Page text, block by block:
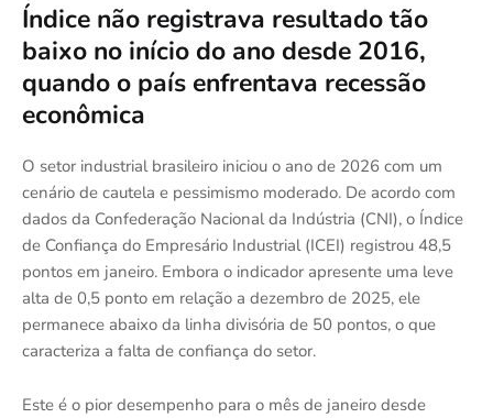
Índice não registrava resultado tão
baixo no início do ano desde 2016,
quando o país enfrentava recessão
econômica
O setor industrial brasileiro iniciou o ano de 2026 com um
cenário de cautela e pessimismo moderado. De acordo com
dados da Confederação Nacional da Indústria (CNI), o Índice
de Confiança do Empresário Industrial (ICEI) registrou 48,5
pontos em janeiro. Embora o indicador apresente uma leve
alta de 0,5 ponto em relação a dezembro de 2025, ele
permanece abaixo da linha divisória de 50 pontos, o que
caracteriza a falta de confiança do setor.
Este é o pior desempenho para o mês de janeiro desde